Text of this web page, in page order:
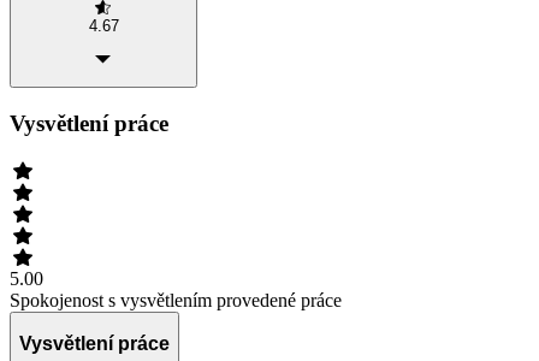
4.67
Vysvětlení práce
5.00
Spokojenost s vysvětlením provedené práce
Vysvětlení práce